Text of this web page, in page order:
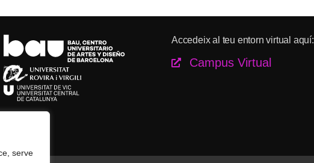
serve
Accedeix al teu entorn virtual aquí:
Campus Virtual